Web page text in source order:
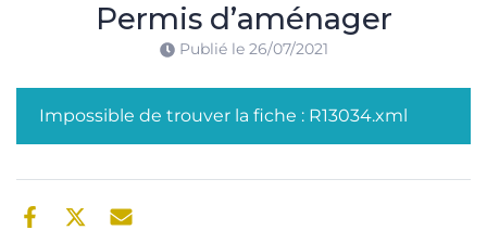
Permis d’aménager
Publié le 26/07/2021
Impossible de trouver la fiche : R13034.xml